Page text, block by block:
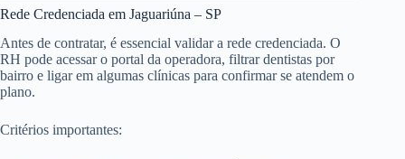
Rede Credenciada em Jaguariúna – SP
Antes de contratar, é essencial validar a rede credenciada. O
RH pode acessar o portal da operadora, filtrar dentistas por
bairro e ligar em algumas clínicas para confirmar se atendem o
plano.
Critérios importantes: